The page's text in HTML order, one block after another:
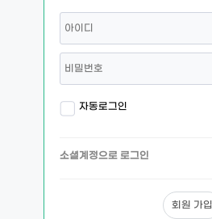
자동로그인
소셜계정으로 로그인
회원 가입